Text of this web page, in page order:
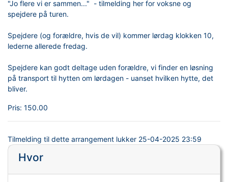
"Jo flere vi er sammen..." - tilmelding her for voksne og
spejdere på turen.
Spejdere (og forældre, hvis de vil) kommer lørdag klokken 10,
lederne allerede fredag.
Spejdere kan godt deltage uden forældre, vi finder en løsning
på transport til hytten om lørdagen - uanset hvilken hytte, det
bliver.
Pris: 150.00
Tilmelding til dette arrangement lukker 25-04-2025 23:59
Hvor